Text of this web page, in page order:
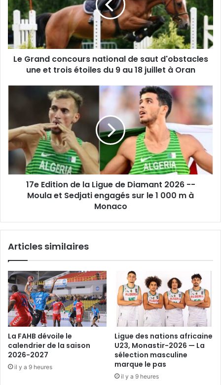
de
saut
d'obstacles
une
et
trois
étoiles
à
Oran
Le Grand concours national de saut d'obstacles
une et trois étoiles du 9 au 18 juillet à Oran
Ligue
de
Diamant
-
engagés
le
m
à
Monaco
17e Edition de la Ligue de Diamant 2026 --
Moula et Sedjati engagés sur le 1 000 m à
Monaco
Articles similaires
La FAHB dévoile le
calendrier de la saison
2026-2027
il y a 9 heures
Ligue des nations africaine
U23, Monastir-2026 — La
sélection masculine
marque le pas
il y a 9 heures